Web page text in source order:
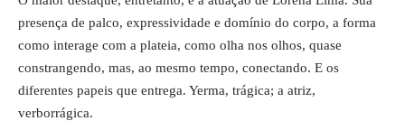
presença de palco, expressividade e domínio do corpo, a forma
como interage com a plateia, como olha nos olhos, quase
constrangendo, mas, ao mesmo tempo, conectando. E os
diferentes papeis que entrega. Yerma, trágica; a atriz,
verborrágica.